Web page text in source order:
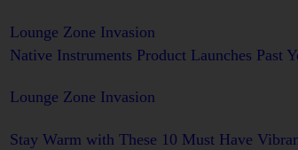
Lounge Zone Invasion
Native Instruments Product Launches Past
Lounge Zone Invasion
Stay Warm with These 10 Must Have